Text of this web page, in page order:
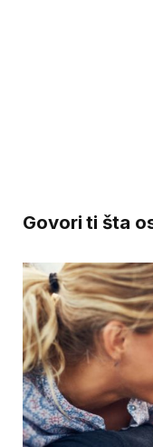
Govori ti šta